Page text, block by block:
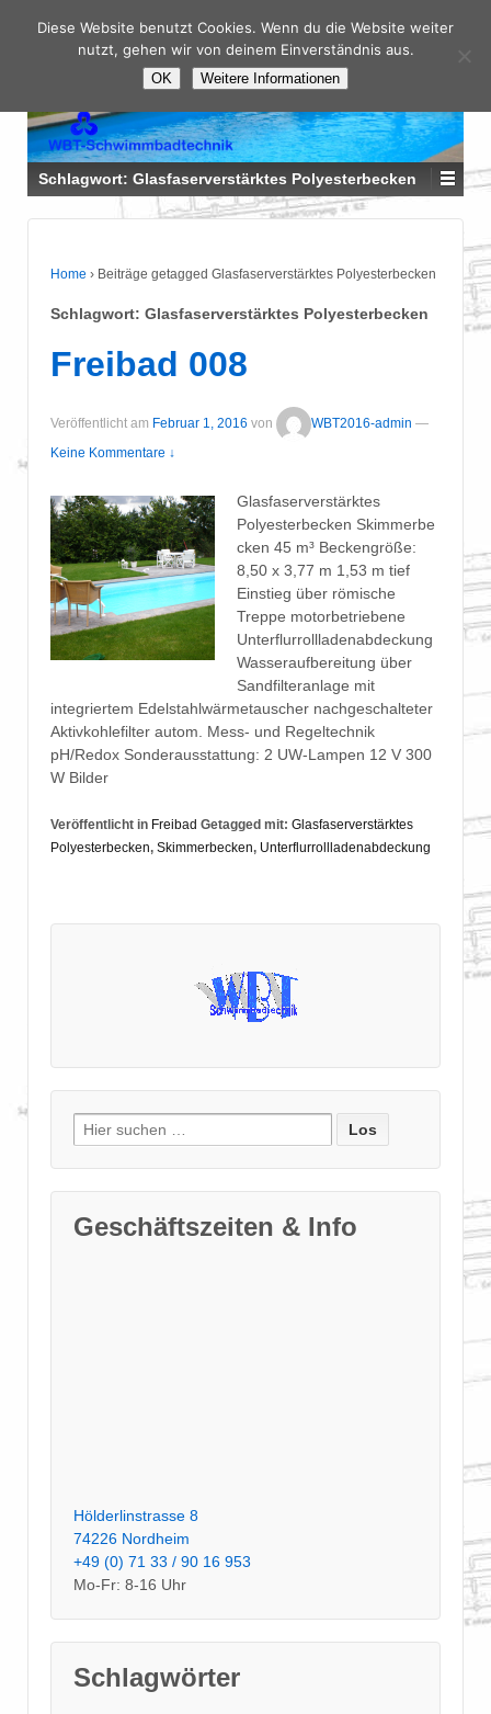
Schlagwort: Glasfaserverstärktes Polyesterbecken
Home › Beiträge getagged Glasfaserverstärktes Polyesterbecken
Schlagwort: Glasfaserverstärktes Polyesterbecken
Freibad 008
Veröffentlicht am Februar 1, 2016 von WBT2016-admin —
Keine Kommentare ↓
Glasfaserverstärktes
Polyesterbecken Skimmerbe
cken 45 m³ Beckengröße:
8,50 x 3,77 m 1,53 m tief
Einstieg über römische
Treppe motorbetriebene
Unterflurrollladenabdeckung
Wasseraufbereitung über
Sandfilteranlage mit
integriertem Edelstahlwärmetauscher nachgeschalteter
Aktivkohlefilter autom. Mess- und Regeltechnik
pH/Redox Sonderausstattung: 2 UW-Lampen 12 V 300
W Bilder
Veröffentlicht in Freibad Getagged mit: Glasfaserverstärktes
Polyesterbecken, Skimmerbecken, Unterflurrollladenabdeckung
Suche
nach:
Geschäftszeiten & Info
Hölderlinstrasse 8
74226 Nordheim
+49 (0) 71 33 / 90 16 953
Mo-Fr: 8-16 Uhr
Schlagwörter
Diese Website benutzt Cookies. Wenn du die Website weiter
nutzt, gehen wir von deinem Einverständnis aus.
OK Weitere Informationen